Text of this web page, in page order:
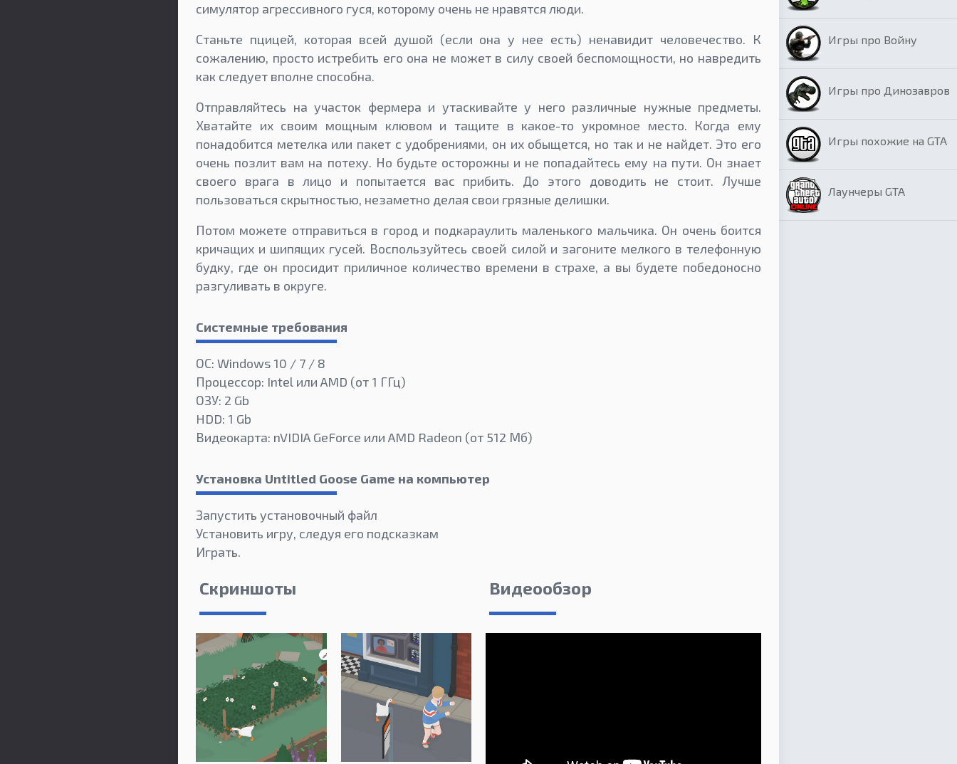
симулятор агрессивного гуся, которому очень не нравятся люди.
Станьте пцицей, которая всей душой (если она у нее есть) ненавидит человечество. К
сожалению, просто истребить его она не может в силу своей беспомощности, но навредить
как следует вполне способна.
Отправляйтесь на участок фермера и утаскивайте у него различные нужные предметы.
Хватайте их своим мощным клювом и тащите в какое-то укромное место. Когда ему
понадобится метелка или пакет с удобрениями, он их обыщется, но так и не найдет. Это его
очень позлит вам на потеху. Но будьте осторожны и не попадайтесь ему на пути. Он знает
своего врага в лицо и попытается вас прибить. До этого доводить не стоит. Лучше
пользоваться скрытностью, незаметно делая свои грязные делишки.
Потом можете отправиться в город и подкараулить маленького мальчика. Он очень боится
кричащих и шипящих гусей. Воспользуйтесь своей силой и загоните мелкого в телефонную
будку, где он просидит приличное количество времени в страхе, а вы будете победоносно
разгуливать в округе.
Системные требования
ОС: Windows 10 / 7 / 8
Процессор: Intel или AMD (от 1 ГГц)
ОЗУ: 2 Gb
HDD: 1 Gb
Видеокарта: nVIDIA GeForce или AMD Radeon (от 512 Мб)
Установка Untitled Goose Game на компьютер
Запустить установочный файл
Установить игру, следуя его подсказкам
Играть.
Скриншоты Видеообзор
Игры про Войну
Игры про Динозавров
Игры похожие на GTA
Лаунчеры GTA